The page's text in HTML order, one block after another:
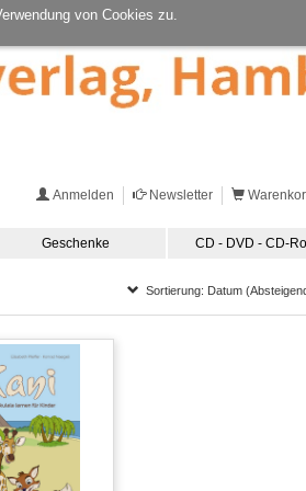
von Cookies zu.
Anmelden Newsletter
Geschenke CD - DVD - CD-
Sortierung: Datum